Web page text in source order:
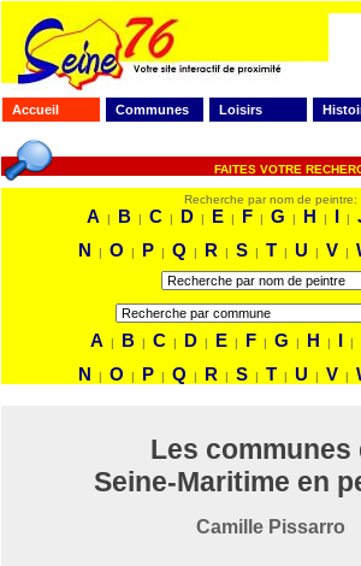
Accueil Communes Loisirs
FAITES VOTRE
Recherche par nom de peintre:
A | B | C | D | E | F | G | H | I |
N
| O | P | Q | R | S | T | U | V |
A | B | C | D | E | F | G | H | I |
N
| O | P | Q | R | S | T | U | V |
Les communes
Seine-Maritime en
Camille Pissarro